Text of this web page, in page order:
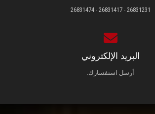
26831231 - 26831417 - 26831474
البريد الإلكتروني
أرسل استفسارك.